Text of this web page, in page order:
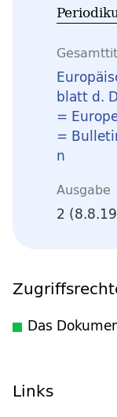
blatt d.
=
=
n
Ausgabe
2
Das
Links